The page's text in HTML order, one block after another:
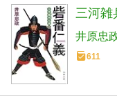
三河雑
井原忠
611